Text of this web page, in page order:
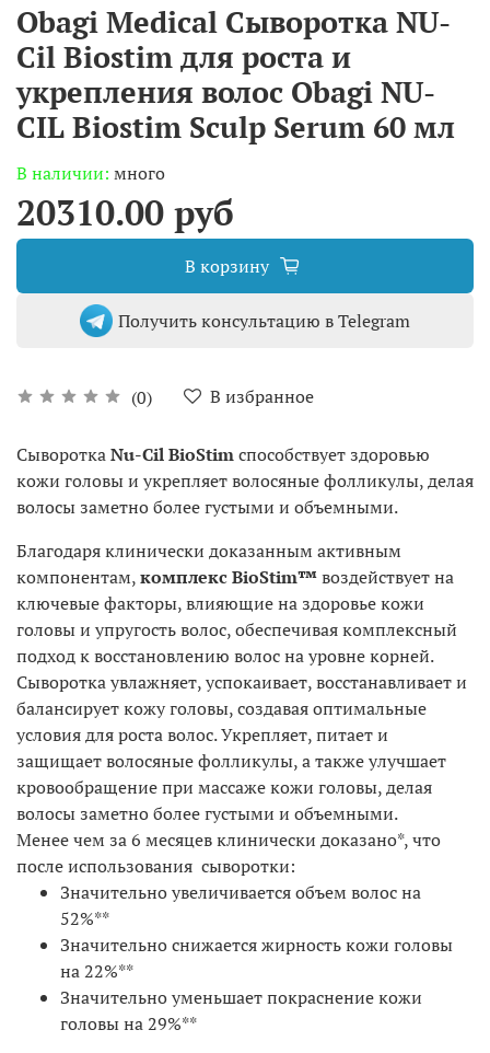
Obagi Medical Cыворотка NU-
Cil Biostim для роста и
укрепления волос Obagi NU-
CIL Biostim Sculp Serum 60 мл
(0) В избранное
В наличии: много
20310.00 руб
В корзину
Получить консультацию в Telegram
СывороткаNu-Cil BioStimспособствует здоровью
кожи головы и укрепляет волосяные фолликулы, делая
волосы заметно более густыми и объемными.
Благодаря клинически доказанным активным
компонентам,комплекс BioStim™воздействует на
ключевые факторы, влияющие на здоровье кожи
головы и упругость волос, обеспечивая комплексный
подход к восстановлению волос на уровне корней.
Сыворотка увлажняет, успокаивает, восстанавливает и
балансирует кожу головы, создавая оптимальные
условия для роста волос. Укрепляет, питает и
защищает волосяные фолликулы, а также улучшает
кровообращение при массаже кожи головы, делая
волосы заметно более густыми и объемными.
Менее чем за 6 месяцев клинически доказано*, что
после использования сыворотки:
Значительно увеличивается объем волос на
52%**
Значительно снижается жирность кожи головы
на 22%**
Значительно уменьшает покраснение кожи
головы на 29%**